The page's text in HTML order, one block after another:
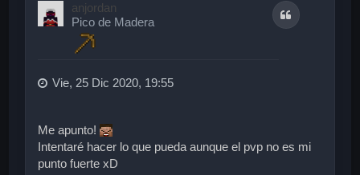
anjordan
Pico de Madera
Citar
Vie, 25 Dic 2020, 19:55
Me apunto!
Intentaré hacer lo que pueda aunque el pvp no es mi
punto fuerte xD